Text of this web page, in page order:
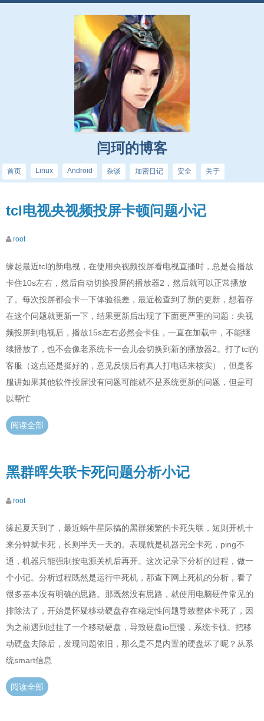
闫珂的博客
首页 Linux Android 杂谈 加密日记 安全 关于
tcl电视央视频投屏卡顿问题小记
root
缘起最近tcl的新电视，在使用央视频投屏看电视直播时，总是会播放
卡住10s左右，然后自动切换投屏的播放器2，然后就可以正常播放
了。每次投屏都会卡一下体验很差，最近检查到了新的更新，想着存
在这个问题就更新一下，结果更新后出现了下面更严重的问题：央视
频投屏到电视后，播放15s左右必然会卡住，一直在加载中，不能继
续播放了，也不会像老系统卡一会儿会切换到新的播放器2。打了tcl的
客服（这点还是挺好的，意见反馈后有真人打电话来核实），但是客
服讲如果其他软件投屏没有问题可能就不是系统更新的问题，但是可
以帮忙
阅读全部
黑群晖失联卡死问题分析小记
root
缘起夏天到了，最近蜗牛星际搞的黑群频繁的卡死失联，短则开机十
来分钟就卡死，长则半天一天的。表现就是机器完全卡死，ping不
通，机器只能强制按电源关机后再开。这次记录下分析的过程，做一
个小记。分析过程既然是运行中死机，那查下网上死机的分析，看了
很多基本没有明确的思路。那既然没有思路，就使用电脑硬件常见的
排除法了，开始是怀疑移动硬盘存在稳定性问题导致整体卡死了，因
为之前遇到过挂了一个移动硬盘，导致硬盘io巨慢，系统卡顿。把移
动硬盘去除后，发现问题依旧，那么是不是内置的硬盘坏了呢？从系
统smart信息
阅读全部